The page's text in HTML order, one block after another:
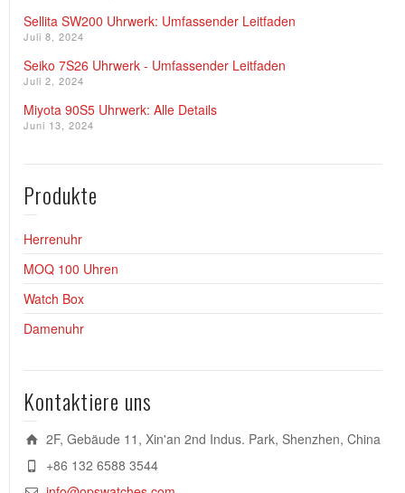
Sellita SW200 Uhrwerk: Umfassender Leitfaden
Juli 8, 2024
Seiko 7S26 Uhrwerk - Umfassender Leitfaden
Juli 2, 2024
Miyota 90S5 Uhrwerk: Alle Details
Juni 13, 2024
Produkte
Herrenuhr
MOQ 100 Uhren
Watch Box
Damenuhr
Kontaktiere uns
2F, Gebäude 11, Xin'an 2nd Indus. Park, Shenzhen, China
+86 132 6588 3544